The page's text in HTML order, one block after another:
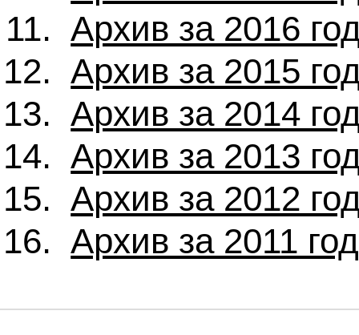
Архив за 2016
Архив за 2015
Архив за 2014
Архив за 2013
Архив за 2012
Архив за 2011 год